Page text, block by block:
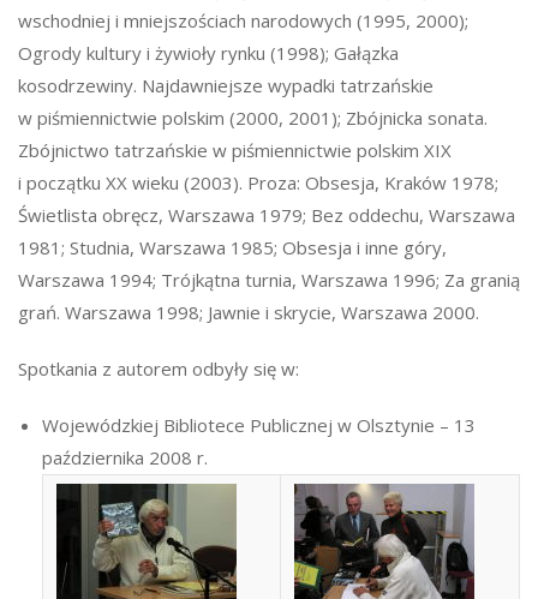
wschodniej i mniejszościach narodowych (1995, 2000);
Ogrody kultury i żywioły rynku (1998); Gałązka
kosodrzewiny. Najdawniejsze wypadki tatrzańskie
w piśmiennictwie polskim (2000, 2001); Zbójnicka sonata.
Zbójnictwo tatrzańskie w piśmiennictwie polskim XIX
i początku XX wieku (2003). Proza: Obsesja, Kraków 1978;
Świetlista obręcz, Warszawa 1979; Bez oddechu, Warszawa
1981; Studnia, Warszawa 1985; Obsesja i inne góry,
Warszawa 1994; Trójkątna turnia, Warszawa 1996; Za granią
grań. Warszawa 1998; Jawnie i skrycie, Warszawa 2000.
Spotkania z autorem odbyły się w:
Wojewódzkiej Bibliotece Publicznej w Olsztynie – 13
października 2008 r.